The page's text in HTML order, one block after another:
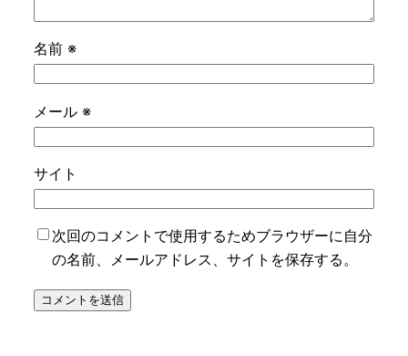
名前 ※
メール ※
サイト
次回のコメントで使用するためブラウザーに自分
の名前、メールアドレス、サイトを保存する。